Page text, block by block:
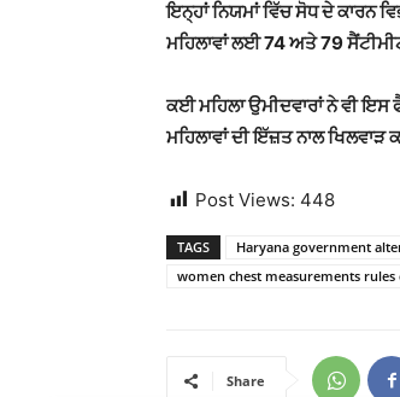
ਇਨ੍ਹਾਂ ਨਿਯਮਾਂ ਵਿੱਚ ਸੋਧ ਦੇ ਕਾਰਨ
ਮਹਿਲਾਵਾਂ ਲਈ 74 ਅਤੇ 79
ਕਈ ਮਹਿਲਾ ਉਮੀਦਵਾਰਾਂ ਨੇ ਵੀ
ਮਹਿਲਾਵਾਂ ਦੀ ਇੱਜ਼ਤ ਨਾਲ ਖਿਲਵਾੜ
Post Views: 448
TAGS Haryana government
women chest measurements rules
Share